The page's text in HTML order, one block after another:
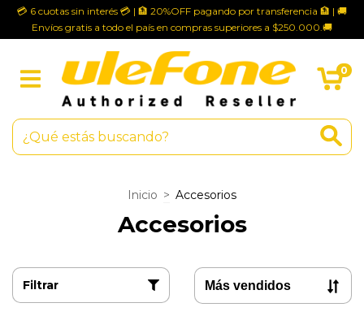
💳 6 cuotas sin interés 💳 | 🏦 20%OFF pagando por transferencia 🏦 | 🚚
Envíos gratis a todo el país en compras superiores a $250.000.🚚
0
Inicio > Accesorios
Accesorios
Filtrar